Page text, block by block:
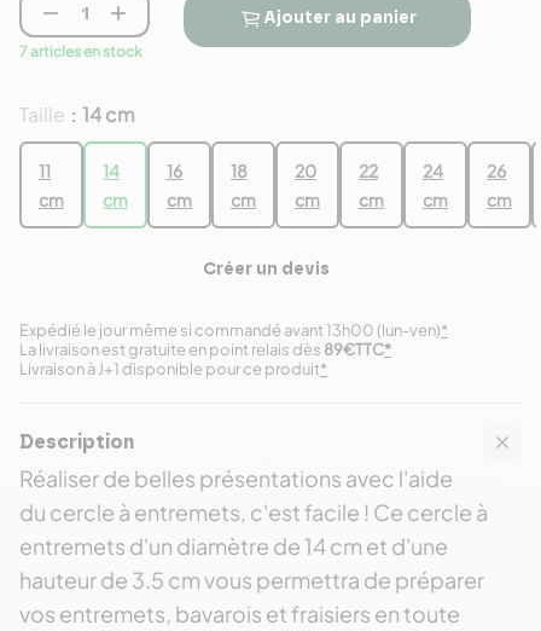
Taille : 14 cm
11
cm
14
cm
16
cm
18
cm
20
cm
22
cm
24
cm
26
cm
 
7 articles en stock
Ajouter au panier
Créer un devis
Expédié le jour même si commandé avant 13h00 (lun-ven)*
Livraison à J+1 disponible pour ce produit*
La livraison est gratuite en point relais dès 89€TTC*
Description
Réaliser de belles présentations avec l'aide
du cercle à entremets, c'est facile ! Ce cercle à
entremets d'un diamètre de 14 cm et d'une
hauteur de 3.5 cm vous permettra de préparer
vos entremets, bavarois et fraisiers en toute